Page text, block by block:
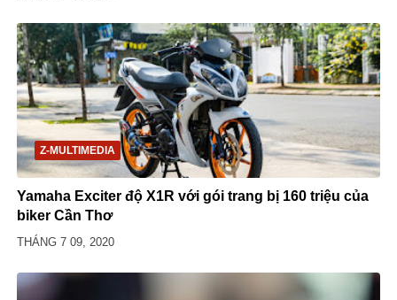
Z-MULTIMEDIA
Yamaha Exciter độ X1R với gói trang bị 160 triệu của
biker Cần Thơ
THÁNG 7 09, 2020